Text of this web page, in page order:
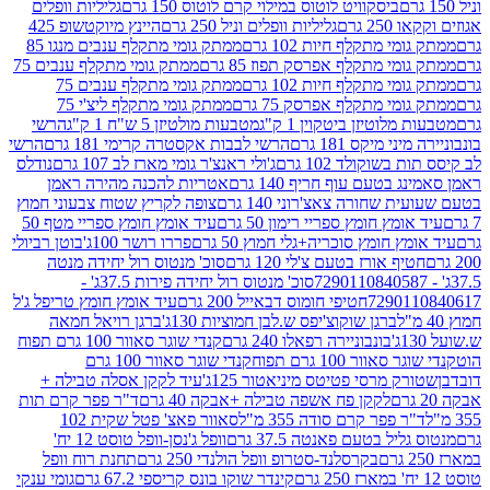
ביסקוויט לוטוס במילוי קרם לוטוס 150 גרם
גליליות וופלים
גרם
גליליות וופלים וניל 250 גרם
היינץ מיוקטשופ 425
מתקלף חיות 102 גרם
ממתק גומי מתקלף ענבים מנגו 85
מתקלף אפרסק תפוז 85 גרם
ממתק גומי מתקלף ענבים 75
מתקלף חיות 102 גרם
ממתק גומי מתקלף ענבים 75
מתקלף אפרסק 75 גרם
ממתק גומי מתקלף ליצ'י 75
ביטקוין 1 ק"ג
מטבעות מולטיזן 5 ש"ח 1 ק"ג
הרשי
מיקס 181 גרם
הרשי לבבות אקסטרה קרימי 181 גרם
הרשי
102 גרם
ג'ולי ראנצ'ר גומי מארז לב 107 גרם
נודלס
עוף חריף 140 גרם
אטריות להכנה מהירה ראמן
שחורה צאצ'רוני 140 גרם
צופה לקריץ שטוח צבעוני חמוץ
חומץ ספריי רימון 50 גרם
עיד אומץ חומץ ספריי מטף 50
חומץ סוכריה+גלי חמוץ 50 גרם
פררו רושר 100ג'
בוטן רביולי
אורז בטעם צ'לי 120 גרם
סוכ' מנטוס רול יחידה מנטה
סוכ' מנטוס רול יחידה פירות 37.5ג' -
חטיפי חומוס דבאייל 200 גרם
עיד אומץ חומץ טריפל ג'ל
ברגן שוקוצ'יפס ש.לבן חמוציות 130ג'
ברגן רויאל חמאה
בונבוניירה רפאלו 240 גרם
קנדי שוגר סאוור 100 גרם תפוח
100 גרם תפוח
קנדי שוגר סאוור 100 גרם
מרסי פטיטס מיניאטור 125ג'
עיד לקקן אסלה טבילה +
לקקן פח אשפה טבילה +אבקה 40 גרם
ד"ר פפר קרם תות
פפר קרם סודה 355 מ"ל
סאוור פאצ' פטל שקית 102
בטעם פאנטה 37.5 גרם
וופל ג'נסן-וופל טוסט 12 יח'
בקרסלנד-סטרופ וופל הולנדי 250 גרם
תחנת רוח וופל
קינדר שוקו בונס קריספי 67.2 גרם
גומי ענקי